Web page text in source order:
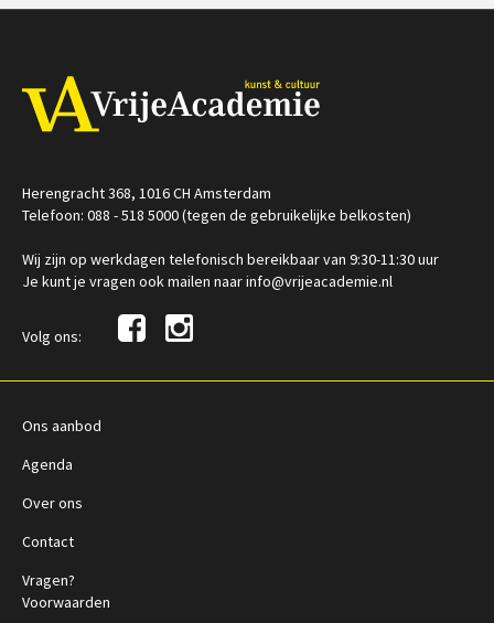
nov
Herengracht 368, 1016 CH Amsterdam
Telefoon: 088 - 518 5000 (tegen de gebruikelijke belkosten)
Wij zijn op werkdagen telefonisch bereikbaar van 9:30-11:30 uur
Je kunt je vragen ook mailen naar info@vrijeacademie.nl
Volg ons:
Ons aanbod
Agenda
Over ons
Contact
Vragen?
Voorwaarden